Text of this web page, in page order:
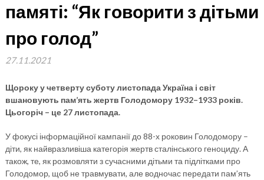
памяті: “Як говорити з дітьми
про голод”
27.11.2021
Щороку у четверту суботу листопада Україна і світ
вшановують пам’ять жертв Голодомору 1932–1933 років.
Цьогоріч – це 27 листопада.
У фокусі інформаційної кампанії до 88-х роковин Голодомору –
діти, як найвразливіша категорія жертв сталінського геноциду. А
також, те, як розмовляти з сучасними дітьми та підлітками про
Голодомор, щоб не травмувати, але водночас передати пам’ять